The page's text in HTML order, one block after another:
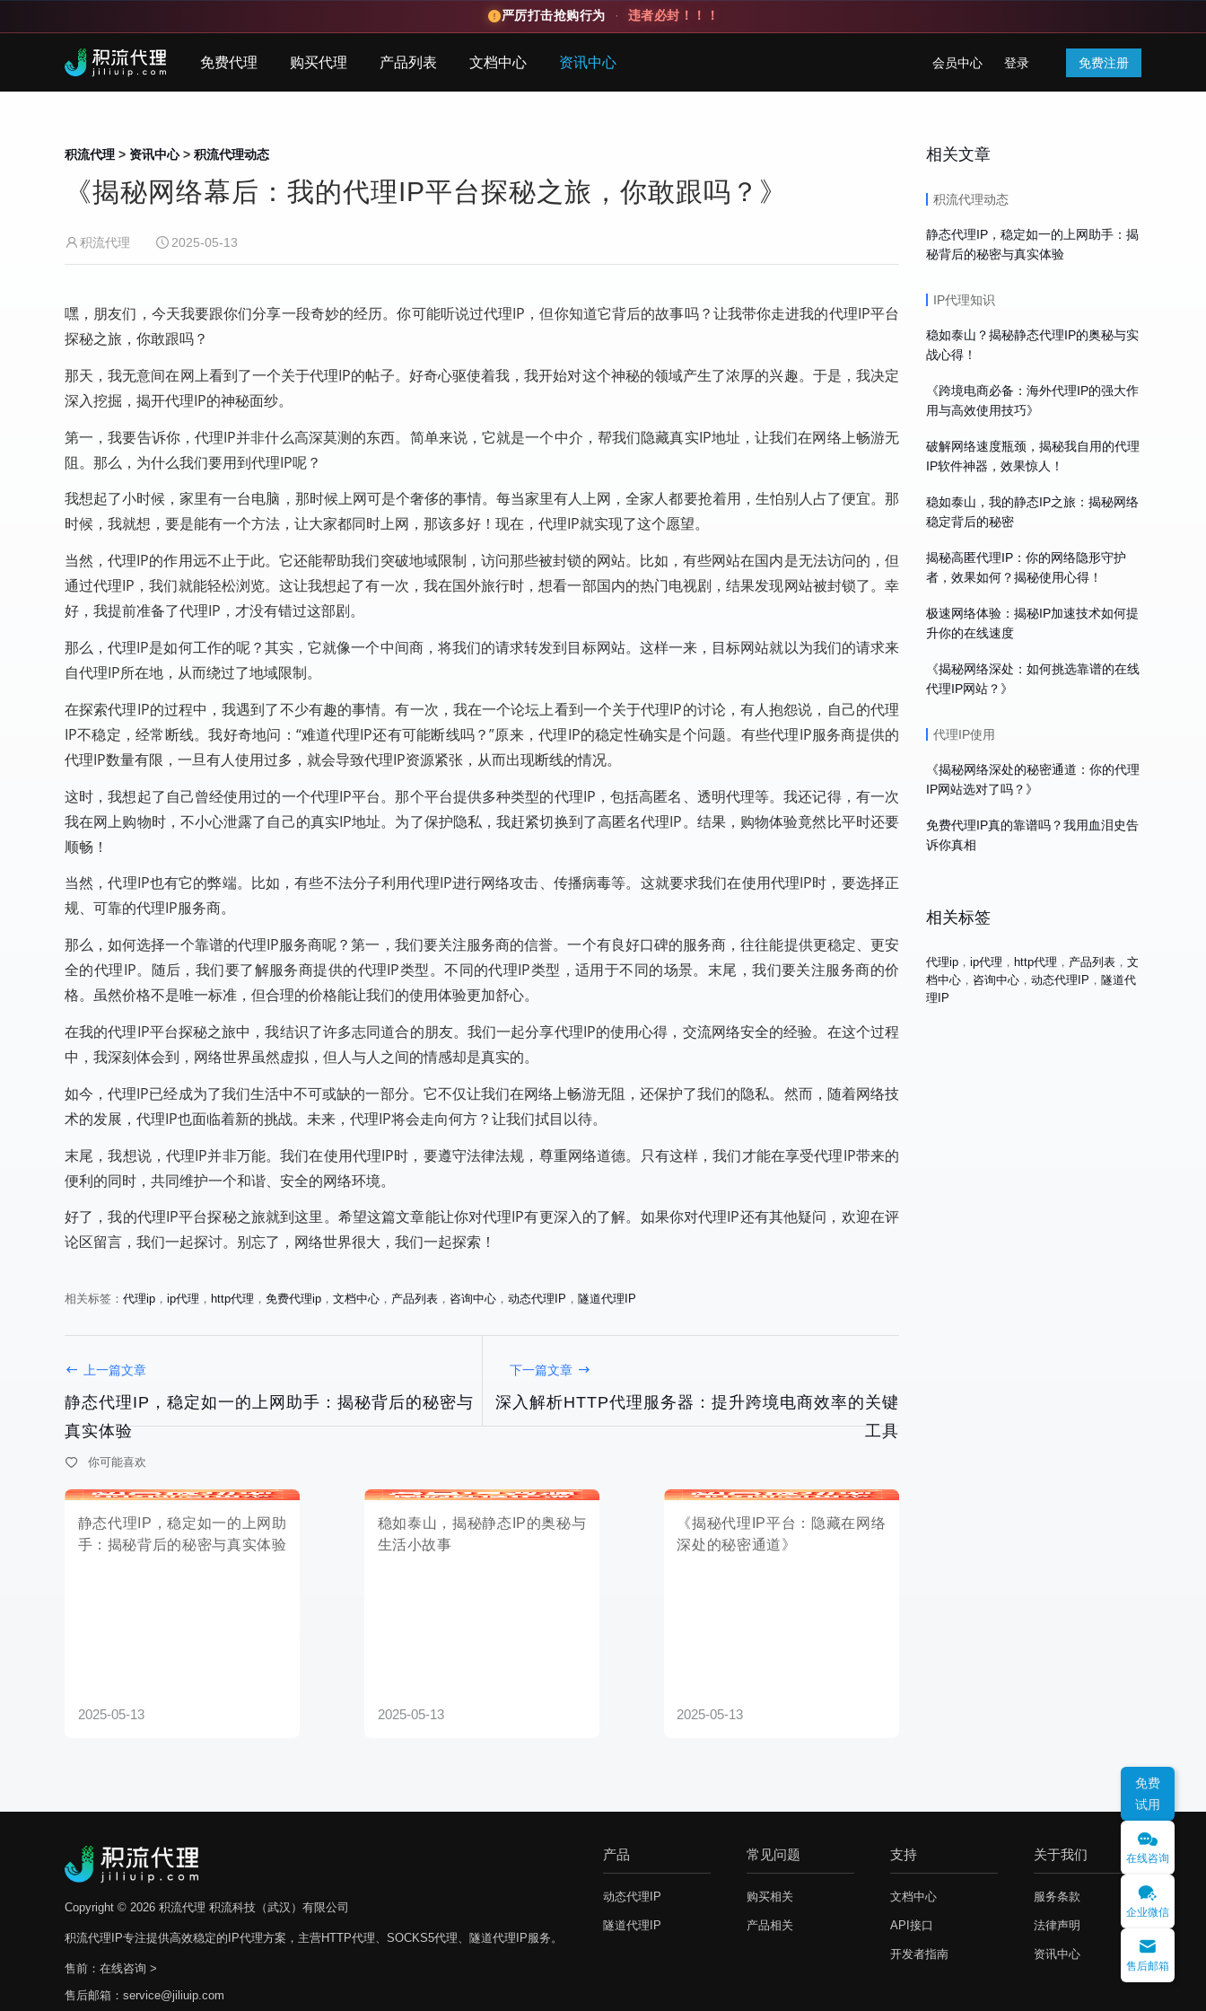
严厉打击抢购行为 · 违者必封！！！
免费代理 购买代理 产品列表 文档中心 资讯中心 会员中心 登录 免费注册
积流代理 > 资讯中心> 积流代理动态
《揭秘网络幕后：我的代理IP平台探秘之旅，你敢跟吗？》
积流代理 2025-05-13
嘿，朋友们，今天我要跟你们分享一段奇妙的经历。你可能听说过代理IP，但你知道它背后的故事吗？让我带你走进我的代理IP平台
探秘之旅，你敢跟吗？
那天，我无意间在网上看到了一个关于代理IP的帖子。好奇心驱使着我，我开始对这个神秘的领域产生了浓厚的兴趣。于是，我决定
深入挖掘，揭开代理IP的神秘面纱。
第一，我要告诉你，代理IP并非什么高深莫测的东西。简单来说，它就是一个中介，帮我们隐藏真实IP地址，让我们在网络上畅游无
阻。那么，为什么我们要用到代理IP呢？
我想起了小时候，家里有一台电脑，那时候上网可是个奢侈的事情。每当家里有人上网，全家人都要抢着用，生怕别人占了便宜。那
时候，我就想，要是能有一个方法，让大家都同时上网，那该多好！现在，代理IP就实现了这个愿望。
当然，代理IP的作用远不止于此。它还能帮助我们突破地域限制，访问那些被封锁的网站。比如，有些网站在国内是无法访问的，但
通过代理IP，我们就能轻松浏览。这让我想起了有一次，我在国外旅行时，想看一部国内的热门电视剧，结果发现网站被封锁了。幸
好，我提前准备了代理IP，才没有错过这部剧。
那么，代理IP是如何工作的呢？其实，它就像一个中间商，将我们的请求转发到目标网站。这样一来，目标网站就以为我们的请求来
自代理IP所在地，从而绕过了地域限制。
在探索代理IP的过程中，我遇到了不少有趣的事情。有一次，我在一个论坛上看到一个关于代理IP的讨论，有人抱怨说，自己的代理
IP不稳定，经常断线。我好奇地问：“难道代理IP还有可能断线吗？”原来，代理IP的稳定性确实是个问题。有些代理IP服务商提供的
代理IP数量有限，一旦有人使用过多，就会导致代理IP资源紧张，从而出现断线的情况。
这时，我想起了自己曾经使用过的一个代理IP平台。那个平台提供多种类型的代理IP，包括高匿名、透明代理等。我还记得，有一次
我在网上购物时，不小心泄露了自己的真实IP地址。为了保护隐私，我赶紧切换到了高匿名代理IP。结果，购物体验竟然比平时还要
顺畅！
当然，代理IP也有它的弊端。比如，有些不法分子利用代理IP进行网络攻击、传播病毒等。这就要求我们在使用代理IP时，要选择正
规、可靠的代理IP服务商。
那么，如何选择一个靠谱的代理IP服务商呢？第一，我们要关注服务商的信誉。一个有良好口碑的服务商，往往能提供更稳定、更安
全的代理IP。随后，我们要了解服务商提供的代理IP类型。不同的代理IP类型，适用于不同的场景。末尾，我们要关注服务商的价
格。虽然价格不是唯一标准，但合理的价格能让我们的使用体验更加舒心。
在我的代理IP平台探秘之旅中，我结识了许多志同道合的朋友。我们一起分享代理IP的使用心得，交流网络安全的经验。在这个过程
中，我深刻体会到，网络世界虽然虚拟，但人与人之间的情感却是真实的。
如今，代理IP已经成为了我们生活中不可或缺的一部分。它不仅让我们在网络上畅游无阻，还保护了我们的隐私。然而，随着网络技
术的发展，代理IP也面临着新的挑战。未来，代理IP将会走向何方？让我们拭目以待。
末尾，我想说，代理IP并非万能。我们在使用代理IP时，要遵守法律法规，尊重网络道德。只有这样，我们才能在享受代理IP带来的
便利的同时，共同维护一个和谐、安全的网络环境。
好了，我的代理IP平台探秘之旅就到这里。希望这篇文章能让你对代理IP有更深入的了解。如果你对代理IP还有其他疑问，欢迎在评
论区留言，我们一起探讨。别忘了，网络世界很大，我们一起探索！
相关标签： 代理ip ， ip代理 ， http代理 ， 免费代理ip ， 文档中心 ， 产品列表 ， 咨询中心 ， 动态代理IP ， 隧道代理IP
上一篇文章
静态代理IP，稳定如一的上网助手：揭秘背后的秘密与
真实体验
下一篇文章
深入解析HTTP代理服务器：提升跨境电商效率的关键
工具
你可能喜欢
手：揭秘背后的秘密与真实体验
2025-05-13 2025-05-13
相关文章
积流代理动态
静态代理IP，稳定如一的上网助手：揭
秘背后的秘密与真实体验
IP代理知识
稳如泰山？揭秘静态代理IP的奥秘与实
战心得！
《跨境电商必备：海外代理IP的强大作
用与高效使用技巧》
破解网络速度瓶颈，揭秘我自用的代理
IP软件神器，效果惊人！
稳如泰山，我的静态IP之旅：揭秘网络
稳定背后的秘密
揭秘高匿代理IP：你的网络隐形守护
者，效果如何？揭秘使用心得！
极速网络体验：揭秘IP加速技术如何提
升你的在线速度
《揭秘网络深处：如何挑选靠谱的在线
代理IP网站？》
代理IP使用
《揭秘网络深处的秘密通道：你的代理
IP网站选对了吗？》
免费代理IP真的靠谱吗？我用血泪史告
诉你真相
相关标签
代理ip ， ip代理 ， http代理 ， 产品列表 ， 文
档中心 ， 咨询中心 ， 动态代理IP ， 隧道代
理IP
Copyright © 2026 积流代理 积流科技（武汉）有限公司
积流代理IP专注提供高效稳定的IP代理方案，主营HTTP代理、SOCKS5代理、隧道代理IP服务。
售前： 在线咨询 >
售后邮箱：service@jiliuip.com
产品
动态代理IP
隧道代理IP
常见问题
购买相关
产品相关
支持
文档中心
API接口
开发者指南
关于我们
服务条款
法律声明
资讯中心
免费
试用
在线咨询
企业微信
售后邮箱